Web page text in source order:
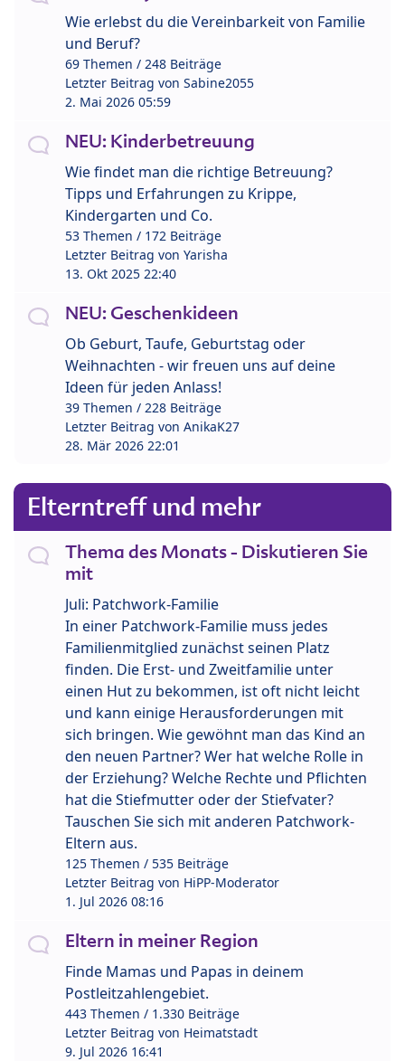
Wie erlebst du die Vereinbarkeit von Familie
und Beruf?
69 Themen / 248 Beiträge
Letzter Beitrag von Sabine2055
2. Mai 2026 05:59
NEU: Kinderbetreuung
Wie findet man die richtige Betreuung?
Tipps und Erfahrungen zu Krippe,
Kindergarten und Co.
53 Themen / 172 Beiträge
Letzter Beitrag von Yarisha
13. Okt 2025 22:40
NEU: Geschenkideen
Ob Geburt, Taufe, Geburtstag oder
Weihnachten - wir freuen uns auf deine
Ideen für jeden Anlass!
39 Themen / 228 Beiträge
Letzter Beitrag von AnikaK27
28. Mär 2026 22:01
Elterntreff und mehr
Thema des Monats - Diskutieren Sie
mit
Juli: Patchwork-Familie
In einer Patchwork-Familie muss jedes
Familienmitglied zunächst seinen Platz
finden. Die Erst- und Zweitfamilie unter
einen Hut zu bekommen, ist oft nicht leicht
und kann einige Herausforderungen mit
sich bringen. Wie gewöhnt man das Kind an
den neuen Partner? Wer hat welche Rolle in
der Erziehung? Welche Rechte und Pflichten
hat die Stiefmutter oder der Stiefvater?
Tauschen Sie sich mit anderen Patchwork-
Eltern aus.
125 Themen / 535 Beiträge
Letzter Beitrag von HiPP-Moderator
1. Jul 2026 08:16
Eltern in meiner Region
Finde Mamas und Papas in deinem
Postleitzahlengebiet.
443 Themen / 1.330 Beiträge
Letzter Beitrag von Heimatstadt
9. Jul 2026 16:41